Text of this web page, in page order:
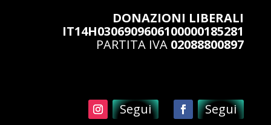
DONAZIONI LIBERALI
IT14H0306909606100000185281
PARTITA IVA 02088800897
Segui Segui